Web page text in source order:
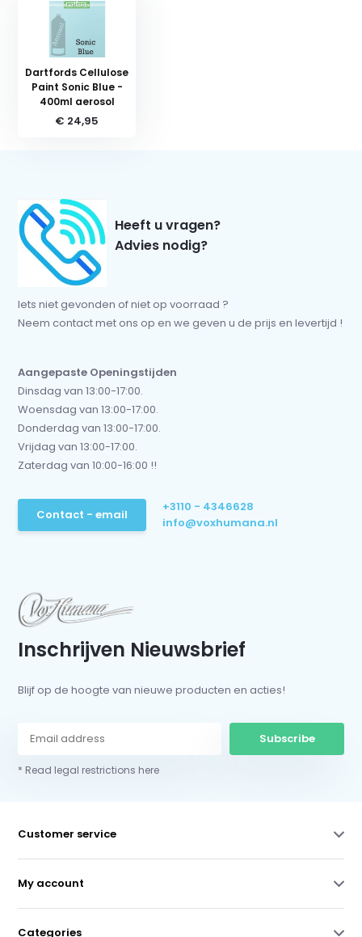
Dartfords Cellulose
Paint Sonic Blue -
400ml aerosol
€ 24,95
Heeft u vragen?
Advies nodig?
Iets niet gevonden of niet op voorraad ?
Neem contact met ons op en we geven u de prijs en levertijd !
Aangepaste Openingstijden
Dinsdag van 13:00-17:00.
Woensdag van 13:00-17:00.
Donderdag van 13:00-17:00.
Vrijdag van 13:00-17:00.
Zaterdag van 10:00-16:00 !!
Contact - email
+3110 - 4346628
info@voxhumana.nl
Inschrijven Nieuwsbrief
Blijf op de hoogte van nieuwe producten en acties!
Subscribe
* Read legal restrictions here
Customer service
My account
Categories